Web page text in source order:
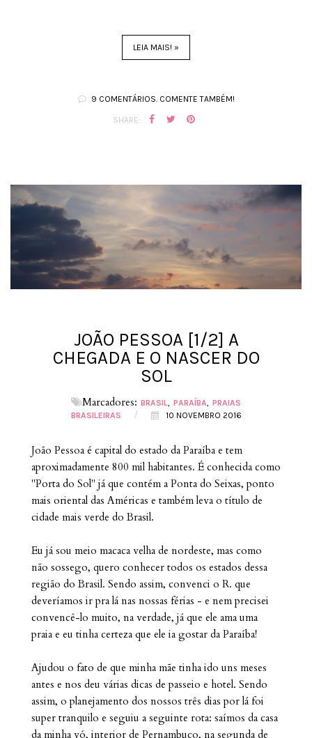
LEIA MAIS! »
9 COMENTÁRIOS. COMENTE TAMBÉM!
SHARE:
JOÃO PESSOA [1/2] A
CHEGADA E O NASCER DO
SOL
Marcadores: BRASIL PARAÍBA
PRAIAS
BRASILEIRAS
/ 10 NOVEMBRO 2016
João Pessoa é capital do estado da Paraíba e tem
aproximadamente 800 mil habitantes. É conhecida como
"Porta do Sol" já que contém a Ponta do Seixas, ponto
mais oriental das Américas e também leva o título de
cidade mais verde do Brasil.
Eu já sou meio macaca velha de nordeste, mas como
não sossego, quero conhecer todos os estados dessa
região do Brasil. Sendo assim, convenci o R. que
deveríamos ir pra lá nas nossas férias - e nem precisei
convencê-lo muito, na verdade, já que ele ama uma
praia e eu tinha certeza que ele ia gostar da Paraíba!
Ajudou o fato de que minha mãe tinha ido uns meses
antes e nos deu várias dicas de passeio e hotel. Sendo
assim, o planejamento dos nossos três dias por lá foi
super tranquilo e seguiu a seguinte rota: saímos da casa
da minha vó, interior de Pernambuco, na segunda de